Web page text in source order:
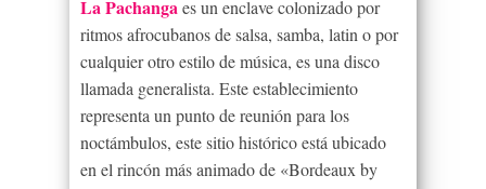
La Pachangaes un enclave colonizado por
ritmos afrocubanos de salsa, samba, latin o por
cualquier otro estilo de música, es una disco
llamada generalista. Este establecimiento
representa un punto de reunión para los
noctámbulos, este sitio histórico está ubicado
en el rincón más animado de «Bordeaux by